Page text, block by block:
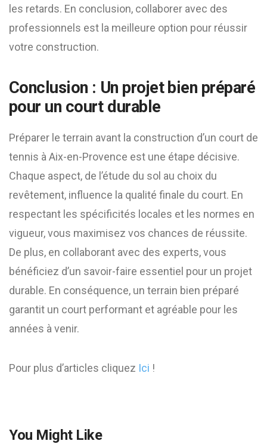
les retards. En conclusion, collaborer avec des
professionnels est la meilleure option pour réussir
votre construction.
Conclusion : Un projet bien préparé
pour un court durable
Préparer le terrain avant la construction d’un court de
tennis à Aix-en-Provence est une étape décisive.
Chaque aspect, de l’étude du sol au choix du
revêtement, influence la qualité finale du court. En
respectant les spécificités locales et les normes en
vigueur, vous maximisez vos chances de réussite.
De plus, en collaborant avec des experts, vous
bénéficiez d’un savoir-faire essentiel pour un projet
durable. En conséquence, un terrain bien préparé
garantit un court performant et agréable pour les
années à venir.
Pour plus d’articles cliquez Ici !
You Might Like